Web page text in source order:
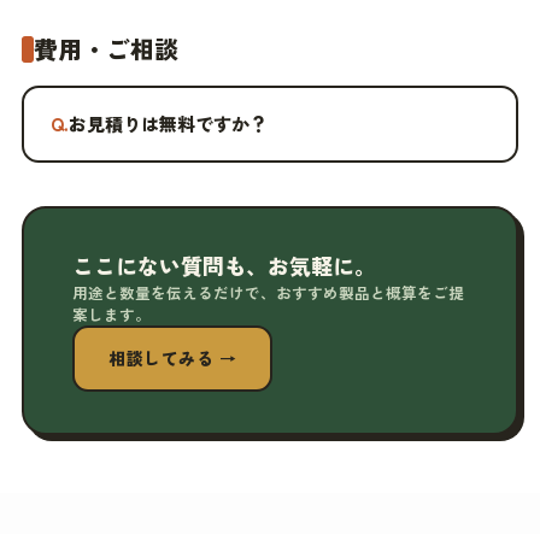
費用・ご相談
Q.お見積りは無料ですか？
ここにない質問も、お気軽に。
用途と数量を伝えるだけで、おすすめ製品と概算をご提
案します。
相談してみる →